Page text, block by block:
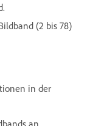
(2 bis 78)
in der
an